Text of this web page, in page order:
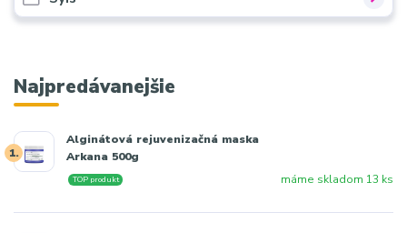
Najpredávanejšie
1.
Alginátová rejuvenizačná maska
Arkana 500g
máme skladom 13 ks
TOP produkt